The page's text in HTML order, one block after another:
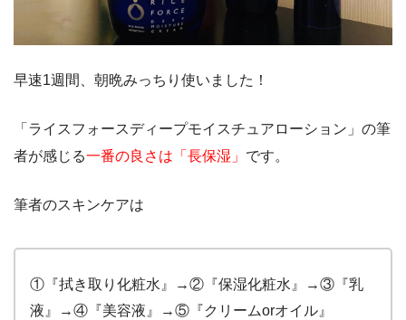
早速1週間、朝晩みっちり使いました！
「ライスフォースディープモイスチュアローション」の筆
者が感じる一番の良さは「長保湿」 です。
筆者のスキンケアは
①『拭き取り化粧水』→②『保湿化粧水』→③『乳
液』→④『美容液』→⑤『クリームorオイル』